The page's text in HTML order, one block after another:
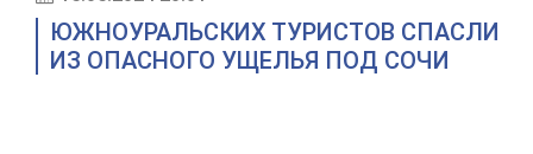
ЮЖНОУРАЛЬСКИХ ТУРИСТОВ СПАСЛИ
ИЗ ОПАСНОГО УЩЕЛЬЯ ПОД СОЧИ